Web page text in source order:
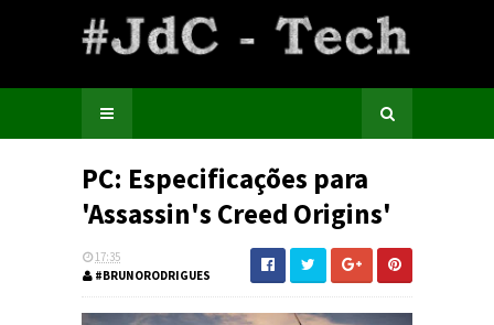
PC: Especificações para
'Assassin's Creed Origins'
17:35
#BRUNORODRIGUES